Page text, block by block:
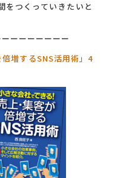
をつくっていきたいと
ーーーーーーー
倍増するSNS活用術」4